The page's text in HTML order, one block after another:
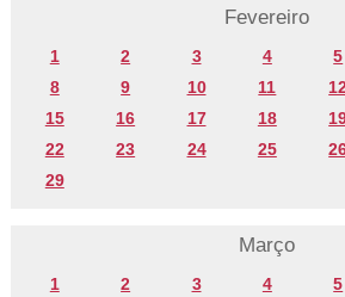
Fevereiro
1 2 3 4 5
8
9 10 11
15
16 17 18
22
23 24 25
29
Março
1 2 3 4 5